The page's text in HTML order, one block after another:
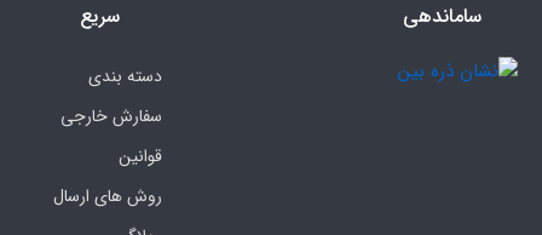
ساماندهی
سریع
دسته بندی
سفارش خارجی
قوانین
روش های ارسال